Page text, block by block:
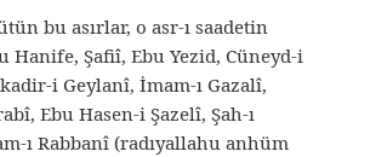
bu asırlar, o asr-ı saadetin
Hanife, Şafiî, Ebu Yezid, Cüneyd-i
i Geylanî, İmam-ı Gazalî,
Ebu Hasen-i Şazelî, Şah-ı
ı Rabbanî (radıyallahu anhüm